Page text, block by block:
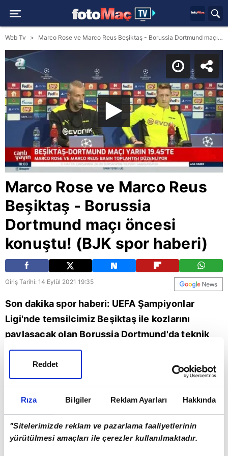
Rıza Bilgiler Reklam Ayarları Hakkında
"Sitelerimizde reklam ve pazarlama faaliyetlerinin
yürütülmesi amaçları ile çerezler kullanılmaktadır.
Reddet
Web Tv Marco Rose ve Marco Reus Beşiktaş - Borussia Dortmund maçı öncesi konuştu! (BJK spor haberi)
Marco Rose ve Marco Reus
Beşiktaş - Borussia
Dortmund maçı öncesi
konuştu! (BJK spor haberi)
Giriş Tarihi: 14 Eylül 2021 19:35
Son dakika spor haberi: UEFA Şampiyonlar
Ligi'nde temsilcimiz Beşiktaş ile kozlarını
paylaşacak olan Borussia Dortmund'da teknik
direktör Marco Rose ve Alman futbolcu Marco
Reus basın toplantısı düzenledi. İşte Rose ve
Reus'un açıklamaları... | Son dakika Beşiktaş
haberleri (BJK spor haberi)
Spor UEFA Şampiyonlar Ligi Beşiktaş BJK spor haberi
Bjk spor